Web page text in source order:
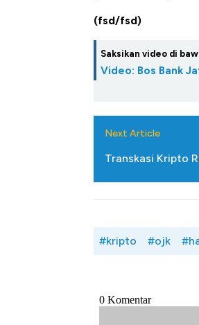
(fsd/fsd)
Saksikan video di
Video: Bos Bank
Next Article
Transkasi Kripto
#kripto #ojk